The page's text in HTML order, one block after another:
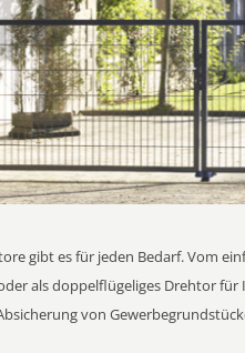
gibt es für jeden Bedarf. Vom
als doppelflügeliges Drehtor
von